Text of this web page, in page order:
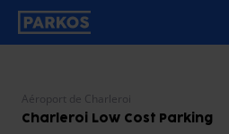
étiquette-de-navigation-principale
Aéroport de Charleroi
Charleroi Low Cost Parking